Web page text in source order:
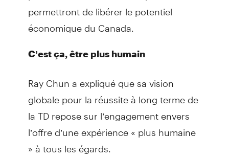
permettront de libérer le potentiel
économique du Canada.
C’est ça, être plus humain
Ray Chun a expliqué que sa vision
globale pour la réussite à long terme de
la TD repose sur l’engagement envers
l’offre d’une expérience « plus humaine
» à tous les égards.